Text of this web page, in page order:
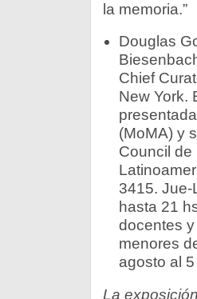
la memoria.”
Douglas
Chief
New York.
(MoMA) y
Council de
3415. Jue-
hasta 21
docentes
menores
agosto al
La exposición